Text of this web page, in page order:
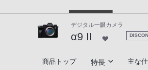
デジタル一眼カメラ
α9 II
α9 II
商品トップ 特長 主な